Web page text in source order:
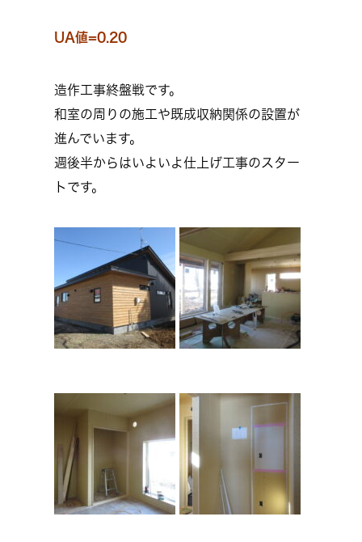
UA値=0.20
造作工事終盤戦です。
和室の周りの施工や既成収納関係の設置が
進んでいます。
週後半からはいよいよ仕上げ工事のスター
トです。